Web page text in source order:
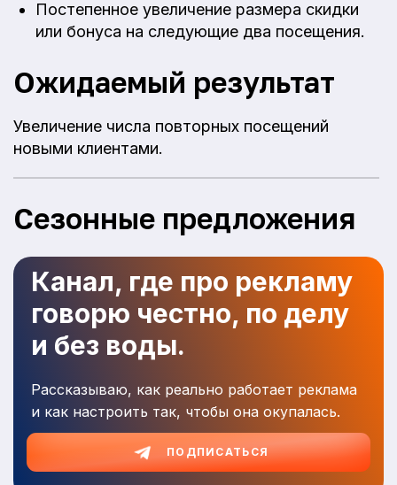
Постепенное увеличение размера скидки
или бонуса на следующие два посещения.
Ожидаемый результат
Увеличение числа повторных посещений
новыми клиентами.
Сезонные предложения
Канал, где про рекламу
говорю честно, по делу
и без воды.
Рассказываю, как реально работает реклама
и как настроить так, чтобы она окупалась.
ПОДПИСАТЬСЯ